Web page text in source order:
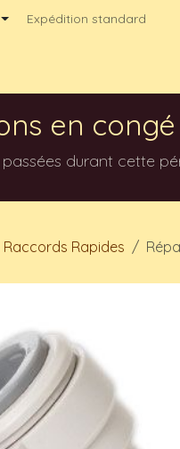
Expédition standard
en
durant cette
Raccords Rapides